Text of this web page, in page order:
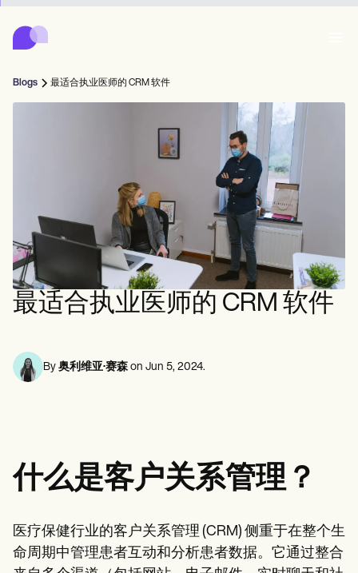
Carepatron
Product
日程安排
健康记录
账单
实践管理
Community
个人从业者
新从业者
球队
辅导员
教练
心理健康专业人员
社会工作者
按摩治疗师
职业治疗师
Resources
资源指南
应用程序指南
Automatic reminders
消息
Client messaging
SMS and email
会面
Telehealth video
In session notes
记录
AI Scribe
完成
治疗
ePrescribe
NEW
Treatment plans
Insurance claims
诊所管理
合规与安全
Carepatron AI
查看完整工作流程
Mental health
Psychologists
Therapists
Dentists
Nurse practitioners
Nurses
Physicians
Allied
Dietitians
Nutritionists
Occupational therapists
Social workers
Speech therapists
Wellness
Acupuncturists
Life coaches
Massage therapists
Get started for free
Book a demo
Blogs 最适合执业医师的 CRM 软件
最适合执业医师的 CRM 软件
By 奥利维亚·赛森 on Jun 5, 2024.
什么是客户关系管理？
医疗保健行业的客户关系管理 (CRM) 侧重于在整个生
命周期中管理患者互动和分析患者数据。它通过整合